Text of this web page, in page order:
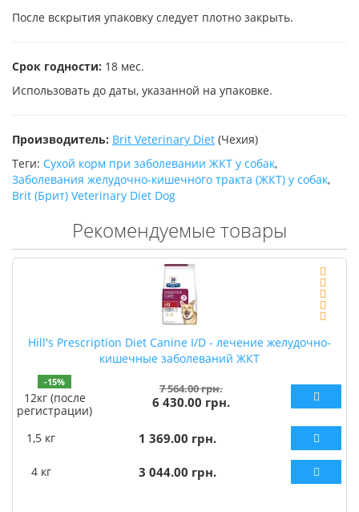
После вскрытия упаковку следует плотно закрыть.
Срок годности: 18 мес.
Использовать до даты, указанной на упаковке.
Производитель: Brit Veterinary Diet (Чехия)
Теги: Сухой корм при заболевании ЖКТ у собак,
Заболевания желудочно-кишечного тракта (ЖКТ) у собак,
Brit (Брит) Veterinary Diet Dog
Рекомендуемые товары
Hill's Prescription Diet Canine I/D - лечение желудочно-
кишечные заболеваний ЖКТ
-15%
12кг (после
регистрации)
7 564.00 грн.
6 430.00 грн.
1,5 кг 1 369.00 грн.
4 кг 3 044.00 грн.